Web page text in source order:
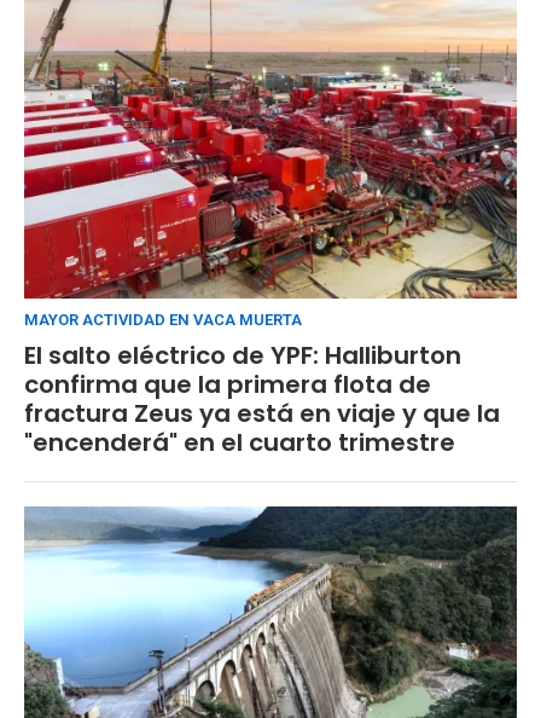
MAYOR ACTIVIDAD EN VACA MUERTA
El salto eléctrico de YPF: Halliburton
confirma que la primera flota de
fractura Zeus ya está en viaje y que la
"encenderá" en el cuarto trimestre